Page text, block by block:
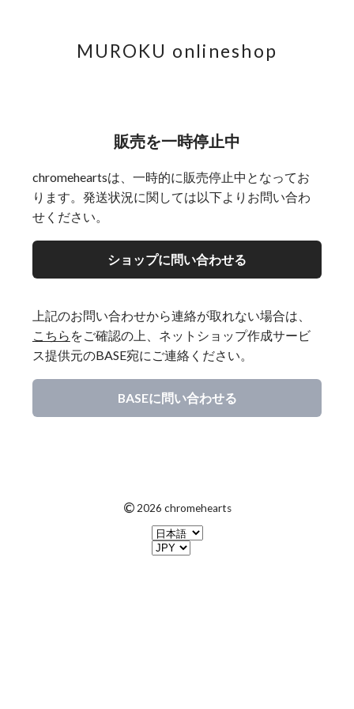
MUROKU onlineshop
販売を一時停止中
chromeheartsは、一時的に販売停止中となってお
ります。発送状況に関しては以下よりお問い合わ
せください。
ショップに問い合わせる
上記のお問い合わせから連絡が取れない場合は、
こちら をご確認の上、ネットショップ作成サービ
ス提供元のBASE宛にご連絡ください。
BASEに問い合わせる
© 2026 chromehearts